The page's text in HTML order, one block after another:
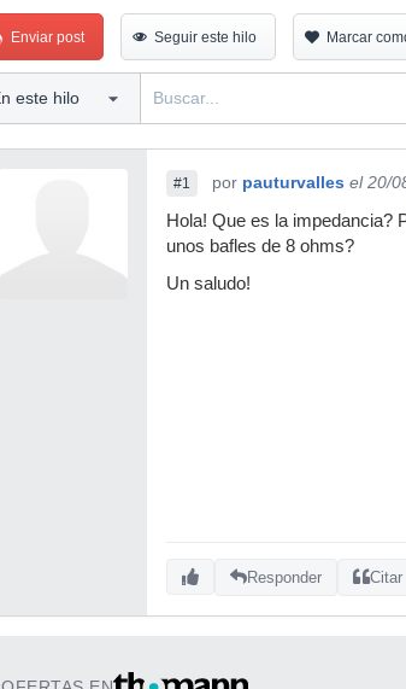
Enviar post Seguir este hilo Marcar
#1 por pauturvalles el 20/
Hola! Que es la impedancia?
unos bafles de 8 ohms?
Un saludo!
Responder Citar